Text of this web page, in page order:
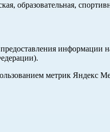
информации
метрик Яндекс